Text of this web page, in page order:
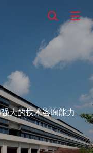
大的技术咨询能力